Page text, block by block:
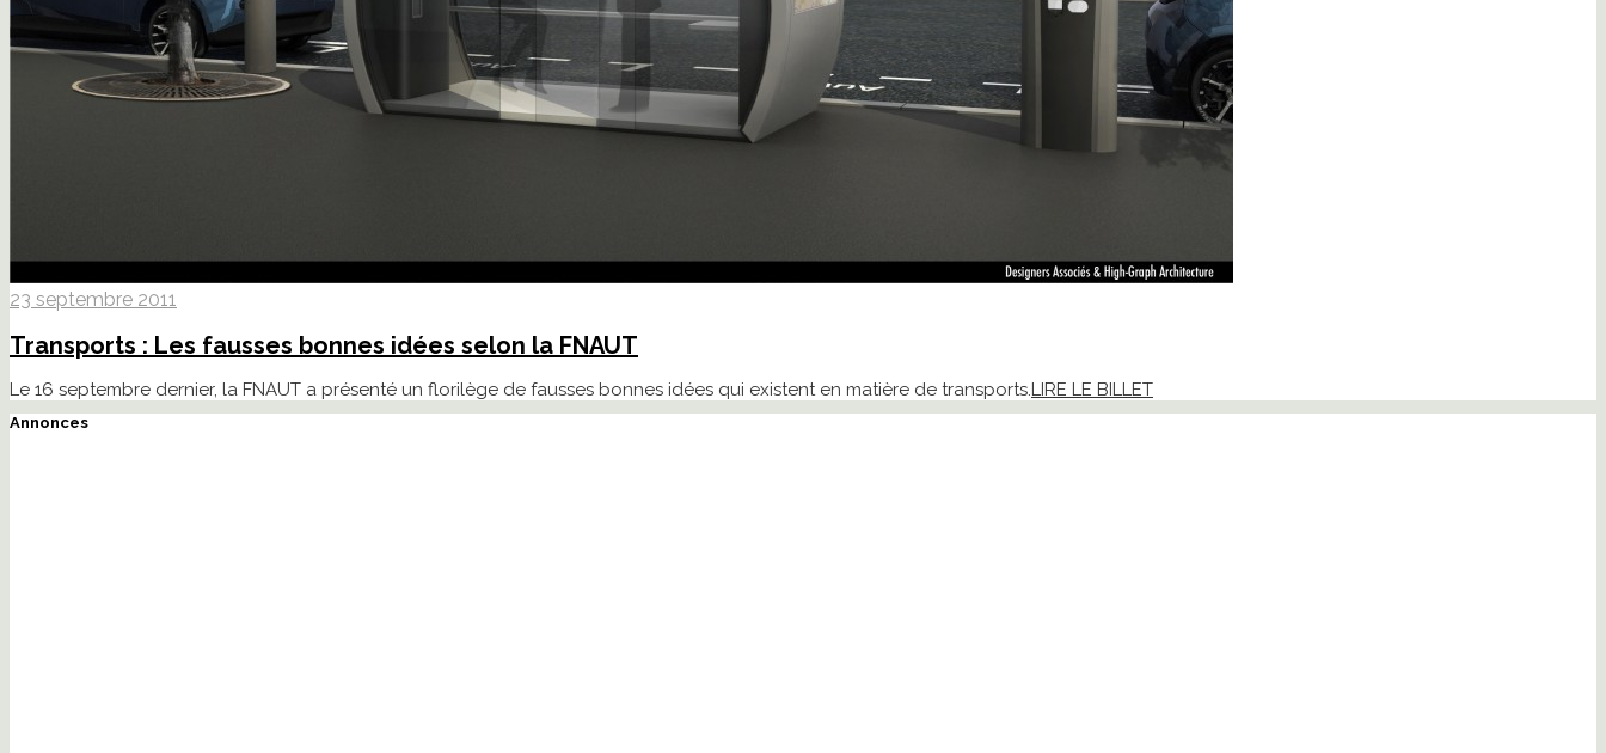
23 septembre 2011
Transports : Les fausses bonnes idées selon la FNAUT
Le 16 septembre dernier, la FNAUT a présenté un florilège de fausses bonnes idées qui existent en matière de transports.LIRE LE BILLET
Annonces